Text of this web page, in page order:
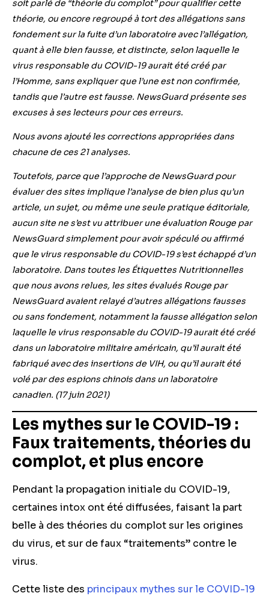
soit parlé de “théorie du complot” pour qualifier cette
théorie, ou encore regroupé à tort des allégations sans
fondement sur la fuite d’un laboratoire avec l’allégation,
quant à elle bien fausse, et distincte, selon laquelle le
virus responsable du COVID-19 aurait été créé par
l’Homme, sans expliquer que l’une est non confirmée,
tandis que l’autre est fausse. NewsGuard présente ses
excuses à ses lecteurs pour ces erreurs.
Nous avons ajouté les corrections appropriées dans
chacune de ces 21 analyses.
Toutefois, parce que l’approche de NewsGuard pour
évaluer des sites implique l’analyse de bien plus qu’un
article, un sujet, ou même une seule pratique éditoriale,
aucun site ne s’est vu attribuer une évaluation Rouge par
NewsGuard simplement pour avoir spéculé ou affirmé
que le virus responsable du COVID-19 s’est échappé d’un
laboratoire. Dans toutes les Étiquettes Nutritionnelles
que nous avons relues, les sites évalués Rouge par
NewsGuard avaient relayé d’autres allégations fausses
ou sans fondement, notamment la fausse allégation selon
laquelle le virus responsable du COVID-19 aurait été créé
dans un laboratoire militaire américain, qu’il aurait été
fabriqué avec des insertions de VIH, ou qu’il aurait été
volé par des espions chinois dans un laboratoire
canadien. (17 juin 2021)
Les mythes sur le COVID-19 :
Faux traitements, théories du
complot, et plus encore
Pendant la propagation initiale du COVID-19,
certaines intox ont été diffusées, faisant la part
belle à des théories du complot sur les origines
du virus, et sur de faux “traitements” contre le
virus.
Cette liste des principaux mythes sur le COVID-19